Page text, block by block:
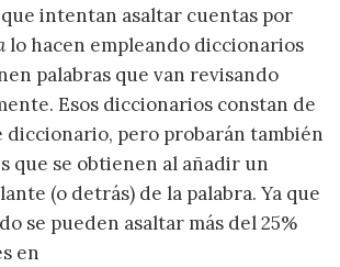
intentan asaltar cuentas por
lo hacen empleando diccionarios
palabras que van revisando
Esos diccionarios constan de
diccionario, pero probarán también
que se obtienen al añadir un
(o detrás) de la palabra. Ya que
se pueden asaltar más del 25%
en